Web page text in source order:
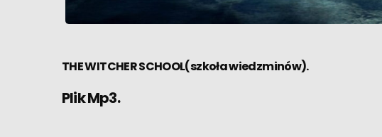
THE WITCHER SCHOOL(szkoła wiedzminów).
Plik Mp3.